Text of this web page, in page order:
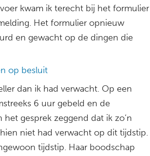
kwam ik terecht bij het formulier
Het formulier opnieuw
en gewacht op de dingen die
op besluit
dan ik had verwacht. Op een
6 uur gebeld en de
het gesprek zeggend dat ik zo’n
niet had verwacht op dit tijdstip.
tijdstip. Haar boodschap